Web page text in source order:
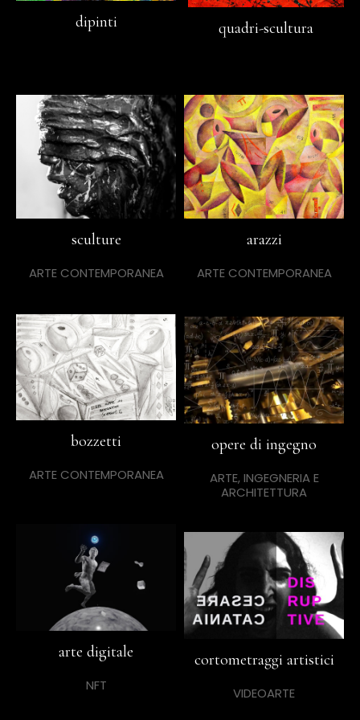
dipinti quadri-scultura
sculture
ARTE CONTEMPORANEA
arazzi
ARTE CONTEMPORANEA
bozzetti
ARTE CONTEMPORANEA
opere di ingegno
ARTE, INGEGNERIA E
ARCHITETTURA
arte digitale
NFT
cortometraggi artistici
VIDEOARTE